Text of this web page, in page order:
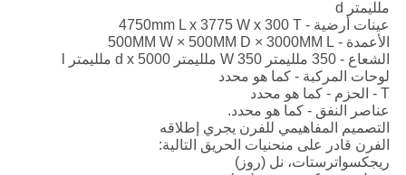
ملليمتر d
عينات أرضية - 4750mm L x 3775 W x 300 T
الأعمدة - 500MM W × 500MM D × 3000MM L
الشعاع - 350 ملليمتر W 350 ملليمتر d x 5000 ملليمتر l
لوحات المركبة - كما هو محدد
T - الحزم - كما هو محدد
عناصر النفق - كما هو محدد.
التصميم المفاهيمي للفرن يجري إطلاقه
الفرن قادر على منحنيات الحريق التالية:
ريجكسواترستات، نل (روز)